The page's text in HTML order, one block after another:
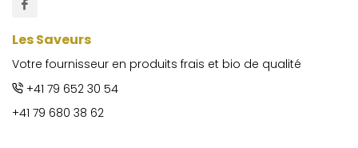
Les Saveurs
Votre fournisseur en produits frais et bio de qualité
+41 79 652 30 54
+41 79 680 38 62